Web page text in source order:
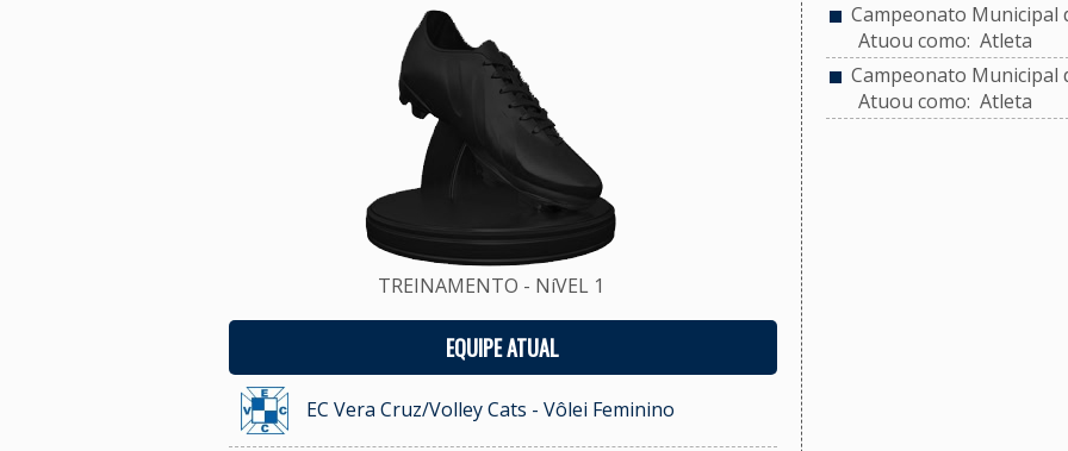
TREINAMENTO - NíVEL 1
EQUIPE ATUAL
EC Vera Cruz/Volley Cats - Vôlei Feminino
Campeonato Municipal
Atuou como: Atleta
Campeonato Municipal
Atuou como: Atleta